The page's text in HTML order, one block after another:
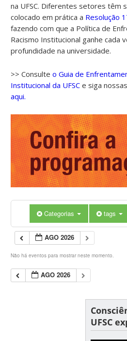
na UFSC. Diferentes setores têm
colocado em prática a Resolução
fazendo com que a Política de
Racismo Institucional ganhe cada
profundidade na universidade.
>> Consulteo Guia de
Institucional da UFSC e siga
aqui.
Categorias tags
AGO 2026
Não há eventos para mostrar neste momento.
AGO 2026
UFSC